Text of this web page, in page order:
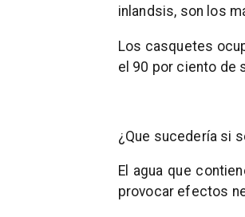
inlandsis, son los
Los casquetes
el 90 por ciento de
¿Que sucedería si
El agua que
provocar efectos